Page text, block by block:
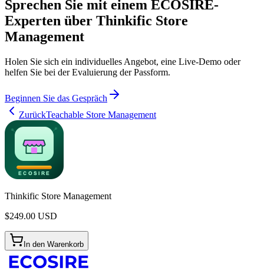
Sprechen Sie mit einem ECOSIRE-
Experten über Thinkific Store
Management
Holen Sie sich ein individuelles Angebot, eine Live-Demo oder
helfen Sie bei der Evaluierung der Passform.
Beginnen Sie das Gespräch
ZurückTeachable Store Management
Thinkific Store Management
$249.00 USD
In den Warenkorb